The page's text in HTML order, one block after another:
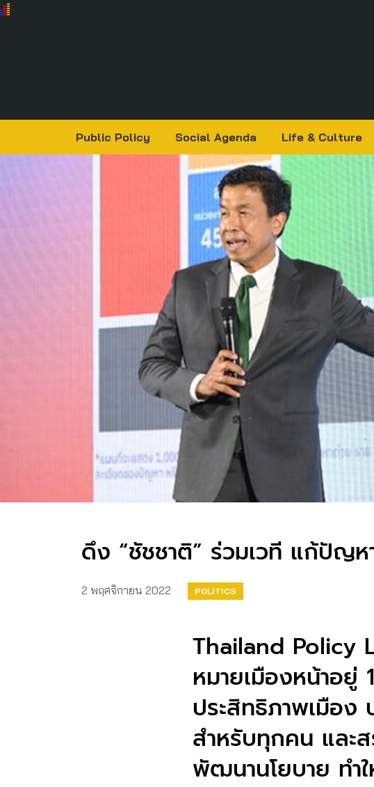
Public Policy Social Agenda Life & Culture
ดึง “ชัชชาติ” ร่วมเวที แก้ปัญห
2 พฤศจิกายน 2022
POLITICS
Thailand Policy
หมายเมืองหน้าอยู่
ประสิทธิภาพเมือ
สำหรับทุกคน และ
พัฒนานโยบาย ทำ